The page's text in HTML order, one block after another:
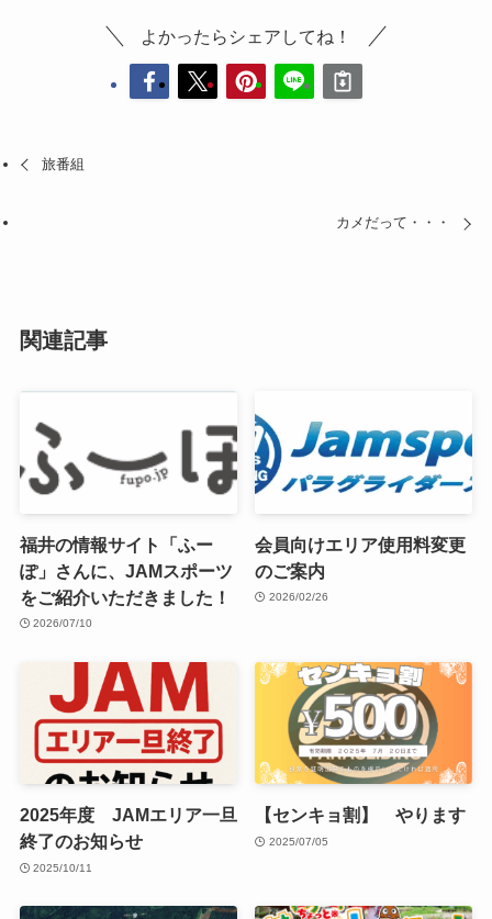
よかったらシェアしてね！
旅番組
カメだって・・・
関連記事
福井の情報サイト「ふー
ぽ」さんに、JAMスポーツ
をご紹介いただきました！
2026/07/10
会員向けエリア使用料変更
のご案内
2026/02/26
2025年度 JAMエリア一旦
終了のお知らせ
2025/10/11
【センキョ割】 やります
2025/07/05